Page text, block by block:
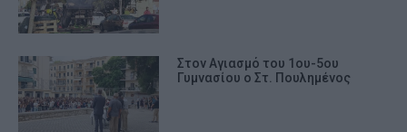
Στον Αγιασμό του 1ου-5ου
Γυμνασίου ο Στ. Πουλημένος